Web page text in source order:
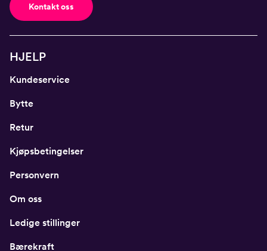
Kontakt oss
HJELP
Kundeservice
Bytte
Retur
Kjøpsbetingelser
Personvern
Om oss
Ledige stillinger
Bærekraft